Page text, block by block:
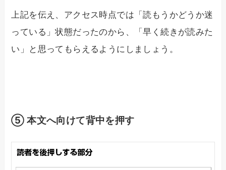
上記を伝え、アクセス時点では「読もうかどうか迷
っている」状態だったのから、「早く続きが読みた
い」と思ってもらえるようにしましょう。
⑤ 本文へ向けて背中を押す